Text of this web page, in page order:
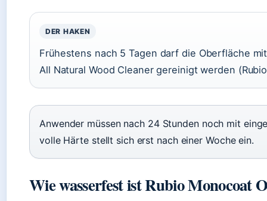
DER HAKEN
Frühestens nach 5 Tagen darf die Oberfläche
All Natural Wood Cleaner gereinigt werden
Anwender müssen nach 24 Stunden noch mit
volle Härte stellt sich erst nach einer Woche ein.
Wie wasserfest ist Rubio Monocoat